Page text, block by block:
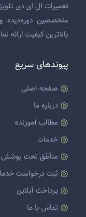
تعمیرات ال ای دی
متخصصین
بالاترین کیفیت ارائه
پیوندهای سریع
صفحه اصلی
درباره ما
مطالب آموزنده
خدمات
مناطق تحت پوشش
ثبت درخواست
پرداخت آنلاین
تماس با ما